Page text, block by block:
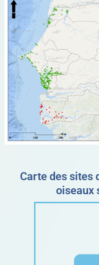
Carte des sites
oiseaux